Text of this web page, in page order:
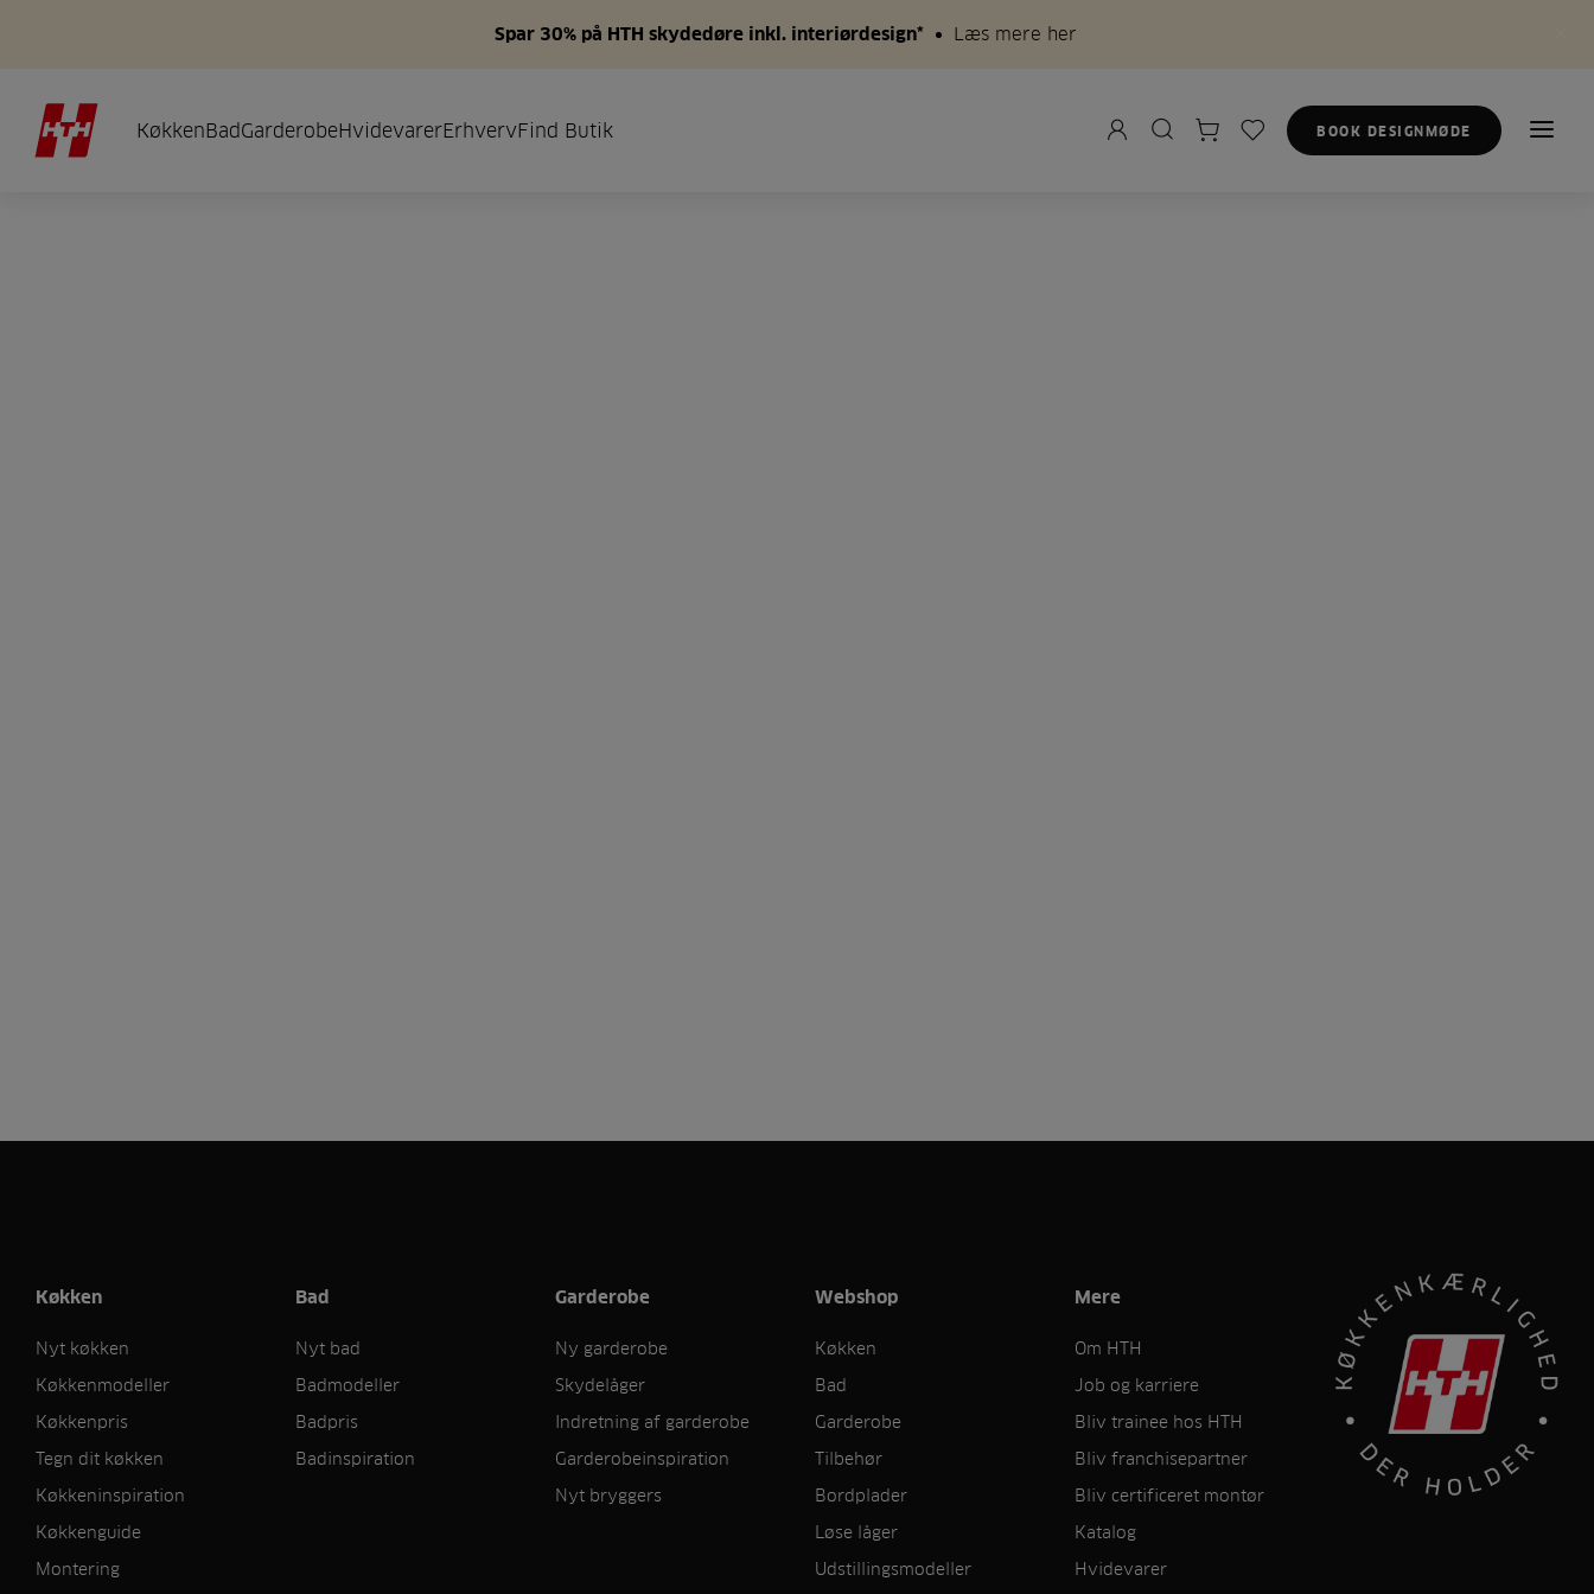
Spar 30% på HTH skydedøre inkl. interiørdesign* Læs mere her
KøkkenBadGarderobeHvidevarerErhvervFind Butik BOOK DESIGNMØDE
Køkken
Nyt køkken
Køkkenmodeller
Køkkenpris
Tegn dit køkken
Køkkeninspiration
Køkkenguide
Montering
Bad
Nyt bad
Badmodeller
Badpris
Badinspiration
Garderobe
Ny garderobe
Skydelåger
Indretning af garderobe
Garderobeinspiration
Nyt bryggers
Webshop
Køkken
Bad
Garderobe
Tilbehør
Bordplader
Løse låger
Udstillingsmodeller
Mere
Om HTH
Job og karriere
Bliv trainee hos HTH
Bliv franchisepartner
Bliv certificeret montør
Katalog
Hvidevarer